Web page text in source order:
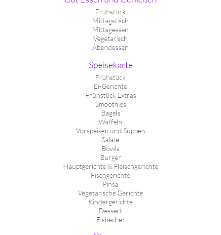
Frühstück
Mittagstisch
Mittagessen
Vegetarisch
Abendessen
Speisekarte
Frühstück
Ei-Gerichte
Frühstück Extras
Smoothies
Bagels
Waffeln
Vorspeisen und Suppen
Salate
Bowls
Burger
Hauptgerichte & Fleischgerichte
Fischgerichte
Pinsa
Vegetarische Gerichte
Kindergerichte
Dessert
Eisbecher